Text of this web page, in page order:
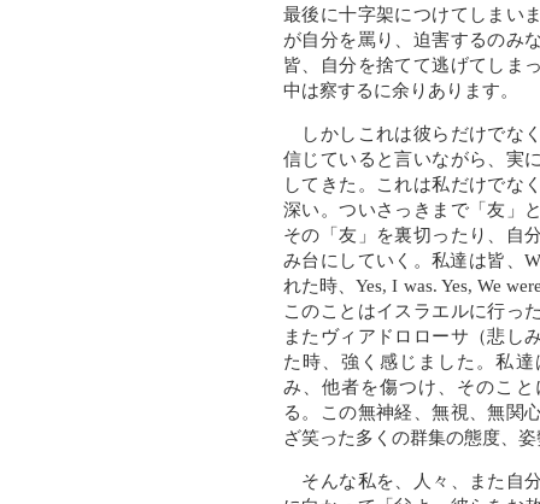
最後に十字架につけてしまい
が自分を罵り、迫害するのみ
皆、自分を捨てて逃げてしま
中は察するに余りあります。
しかしこれは彼らだけでな
信じていると言いながら、実
してきた。これは私だけでな
深い。ついさっきまで「友」
その「友」を裏切ったり、自
み台にしていく。私達は皆、
れた時、Yes, I was. Yes, We
このことはイスラエルに行っ
またヴィアドロローサ（悲し
た時、強く感じました。私
み、他者を傷つけ、そのこ
る。この無神経、無視、無関
ざ笑った多くの群集の態度、
そんな私を、人々、また自